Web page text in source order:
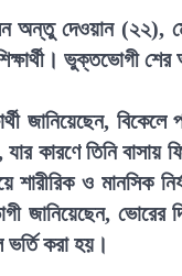
অন্তু দেওয়ান (২২),
ভুক্তভোগী শের
জানিয়েছেন,
কারণে তিনি
ও মানসিক
জানিয়েছেন, ভোরের
ভর্তি করা হয়।